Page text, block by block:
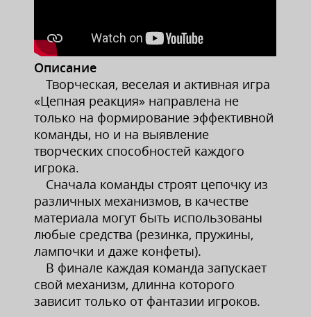
Описание
Творческая, веселая и активная игра
«Цепная реакция» направлена не
только на формирование эффективной
команды, но и на выявление
творческих способностей каждого
игрока.
Сначала команды строят цепочку из
различных механизмов, в качестве
материала могут быть использованы
любые средства (резинка, пружины,
лампочки и даже конфеты).
В финале каждая команда запускает
свой механизм, длинна которого
зависит только от фантазии игроков.